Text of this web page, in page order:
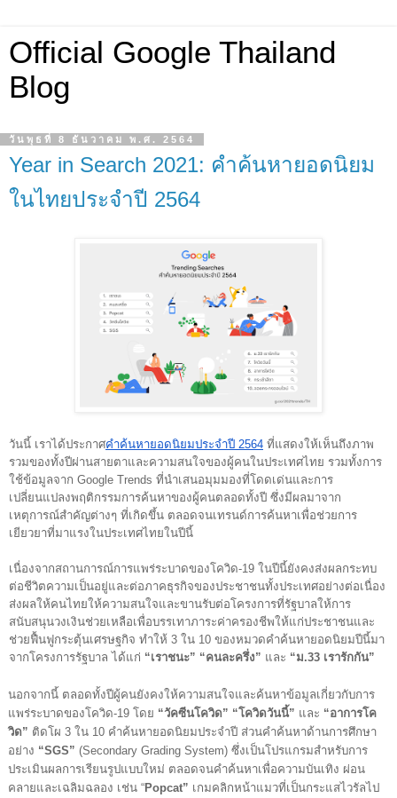
Official Google Thailand
Blog
วันพุธที่ 8 ธันวาคม พ.ศ. 2564
Year in Search 2021: คำค้นหายอดนิยม
ในไทยประจำปี 2564
วันนี้ เราได้ประกาศคำค้นหายอดนิยมประจำปี 2564 ที่แสดงให้เห็นถึงภาพ
รวมของทั้งปีผ่านสายตาและความสนใจของผู้คนในประเทศไทย รวมทั้งการ
ใช้ข้อมูลจาก Google Trends ที่นำเสนอมุมมองที่โดดเด่นและการ
เปลี่ยนแปลงพฤติกรรมการค้นหาของผู้คนตลอดทั้งปี ซึ่งมีผลมาจาก
เหตุการณ์สำคัญต่างๆ ที่เกิดขึ้น ตลอดจนเทรนด์การค้นหาเพื่อช่วยการ
เยียวยาที่มาแรงในประเทศไทยในปีนี้
เนื่องจากสถานการณ์การแพร่ระบาดของโควิด-19 ในปีนี้ยังคงส่งผลกระทบ
ต่อชีวิตความเป็นอยู่และต่อภาคธุรกิจของประชาชนทั้งประเทศอย่างต่อเนื่อง
ส่งผลให้คนไทยให้ความสนใจและขานรับต่อโครงการที่รัฐบาลให้การ
สนับสนุนวงเงินช่วยเหลือเพื่อบรรเทาภาระค่าครองชีพให้แก่ประชาชนและ
ช่วยฟื้นฟูกระตุ้นเศรษฐกิจ ทำให้ 3 ใน 10 ของหมวดคำค้นหายอดนิยมปีนี้มา
จากโครงการรัฐบาล ได้แก่ “เราชนะ” “คนละครึ่ง” และ “ม.33 เรารักกัน”
นอกจากนี้ ตลอดทั้งปีผู้คนยังคงให้ความสนใจและค้นหาข้อมูลเกี่ยวกับการ
แพร่ระบาดของโควิด-19 โดย “วัคซีนโควิด” “โควิดวันนี้” และ “อาการโค
วิด” ติดโผ 3 ใน 10 คำค้นหายอดนิยมประจำปี ส่วนคำค้นหาด้านการศึกษา
อย่าง “SGS” (Secondary Grading System) ซึ่งเป็นโปรแกรมสำหรับการ
ประเมินผลการเรียนรูปแบบใหม่ ตลอดจนคำค้นหาเพื่อความบันเทิง ผ่อน
คลายและเฉลิมฉลอง เช่น “Popcat” เกมคลิกหน้าแมวที่เป็นกระแสไวรัลไป